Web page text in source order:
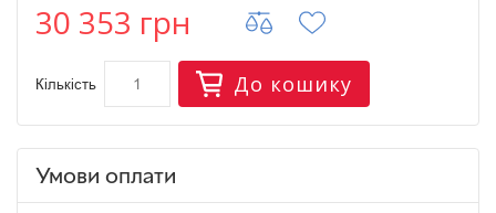
30 353 грн
Кількість До кошику
Умови оплати